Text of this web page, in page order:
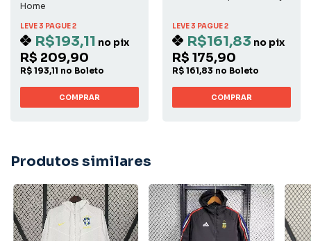
Home
LEVE 3 PAGUE 2
R$193,11 no pix
R$ 209,90
R$ 193,11 no Boleto
COMPRAR
LEVE 3 PAGUE 2
R$161,83 no pix
R$ 175,90
R$ 161,83 no Boleto
COMPRAR
Produtos similares